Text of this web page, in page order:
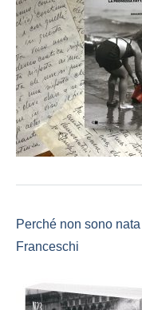
Perché non sono
Franceschi